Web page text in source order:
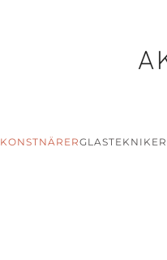
KONSTNÄRERGLASTEKNIKER